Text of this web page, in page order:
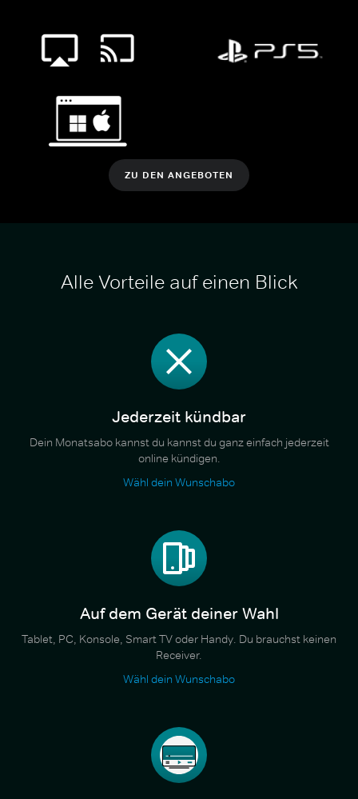
ZU DEN ANGEBOTEN
Alle Vorteile auf einen Blick
Jederzeit kündbar
Dein Monatsabo kannst du kannst du ganz einfach jederzeit
online kündigen.
Wähl dein Wunschabo
Auf dem Gerät deiner Wahl
Tablet, PC, Konsole, Smart TV oder Handy. Du brauchst keinen
Receiver.
Wähl dein Wunschabo